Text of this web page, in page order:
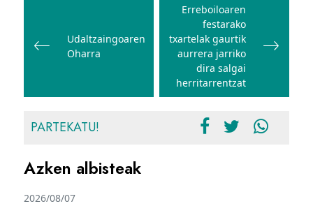
nabigatuUdaltzaingoaren
Oharra
Erreboiloaren
festarako
txartelak gaurtik
aurrera jarriko
dira salgai
herritarrentzat
PARTEKATU!
Azken albisteak
2026/08/07